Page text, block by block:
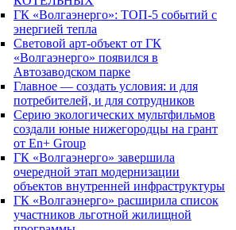
ГК «Волгаэнерго»: ТОП-5 событий с
энергией тепла
Световой арт-объект от ГК
«Волгаэнерго» появился в
Автозаводском парке
Главное — создать условия: и для
потребителей, и для сотрудников
Серию экологических мультфильмов
создали юные нижегородцы на грант
от En+ Group
ГК «Волгаэнерго» завершила
очередной этап модернизации
объектов внутренней инфраструктуры
ГК «Волгаэнерго» расширила список
участников льготной жилищной